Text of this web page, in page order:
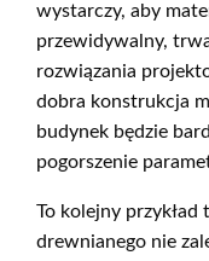
wystarczy, aby
przewidywalny,
rozwiązania
dobra konstrukcja
budynek będzie
pogorszenie
To kolejny przykład
drewnianego nie